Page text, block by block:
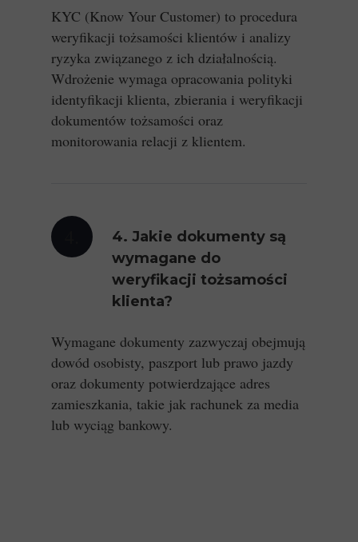
KYC (Know Your Customer) to procedura
weryfikacji tożsamości klientów i analizy
ryzyka związanego z ich działalnością.
Wdrożenie wymaga opracowania polityki
identyfikacji klienta, zbierania i weryfikacji
dokumentów tożsamości oraz
monitorowania relacji z klientem.
4. Jakie dokumenty są
wymagane do
weryfikacji tożsamości
klienta?
Wymagane dokumenty zazwyczaj obejmują
dowód osobisty, paszport lub prawo jazdy
oraz dokumenty potwierdzające adres
zamieszkania, takie jak rachunek za media
lub wyciąg bankowy.